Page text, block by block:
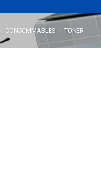
/ CONSOMMABLES / TONER